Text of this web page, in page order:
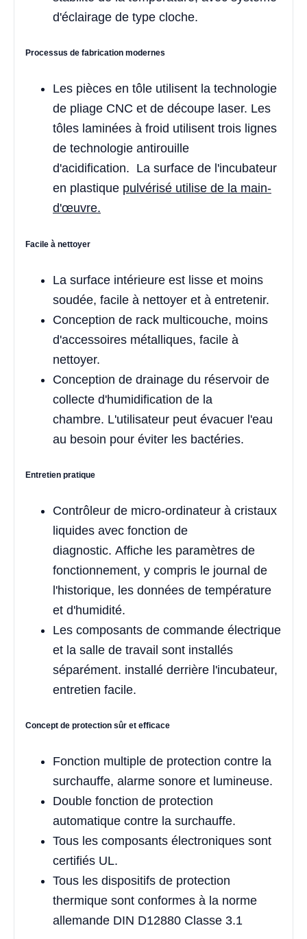
d'éclairage de type cloche.
Processus de fabrication modernes
Les pièces en tôle utilisent la technologie
de pliage CNC et de découpe laser. Les
tôles laminées à froid utilisent trois lignes
de technologie antirouille
d'acidification. La surface de l'incubateur
en plastique pulvérisé utilise de la main-
d'œuvre.
Facile à nettoyer
La surface intérieure est lisse et moins
soudée, facile à nettoyer et à entretenir.
Conception de rack multicouche, moins
d'accessoires métalliques, facile à
nettoyer.
Conception de drainage du réservoir de
collecte d'humidification de la
chambre. L'utilisateur peut évacuer l'eau
au besoin pour éviter les bactéries.
Entretien pratique
Contrôleur de micro-ordinateur à cristaux
liquides avec fonction de
diagnostic. Affiche les paramètres de
fonctionnement, y compris le journal de
l'historique, les données de température
et d'humidité.
Les composants de commande électrique
et la salle de travail sont installés
séparément. installé derrière l'incubateur,
entretien facile.
Concept de protection sûr et efficace
Fonction multiple de protection contre la
surchauffe, alarme sonore et lumineuse.
Double fonction de protection
automatique contre la surchauffe.
Tous les composants électroniques sont
certifiés UL.
Tous les dispositifs de protection
thermique sont conformes à la norme
allemande DIN D12880 Classe 3.1